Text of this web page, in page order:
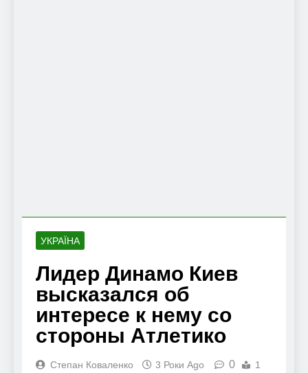
УКРАЇНА
Лидер Динамо Киев
высказался об
интересе к нему со
стороны Атлетико
Степан Коваленко 3 Роки Ago 0
1